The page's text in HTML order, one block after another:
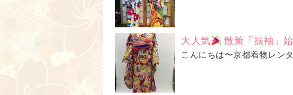
大人気 散策「振袖」
こんにちは〜京都着物レン